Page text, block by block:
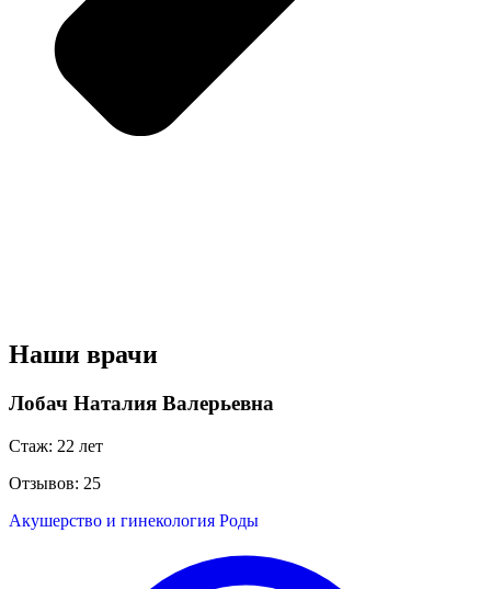
Наши врачи
Лобач Наталия Валерьевна
Стаж: 22 лет
Отзывов: 25
Акушерство и гинекология Роды